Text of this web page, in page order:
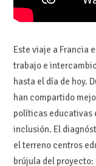
Este viaje a Francia
trabajo e
hasta el día de hoy.
han compartido
políticas educativas
inclusión. El
el terreno centros
brújula del proyecto: